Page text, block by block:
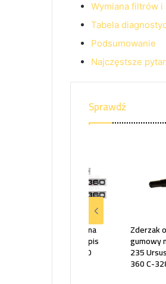
Wymiana filtrów
Tabela
Podsumowanie
Najczęstsze
Sprawdź
Komplet naklejek na
maskę Naklejki Napis
znak URSUS C-360
Zderzak
gumowy
235
360 C-